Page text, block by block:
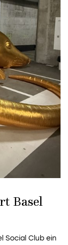
Basel
Social Club ein